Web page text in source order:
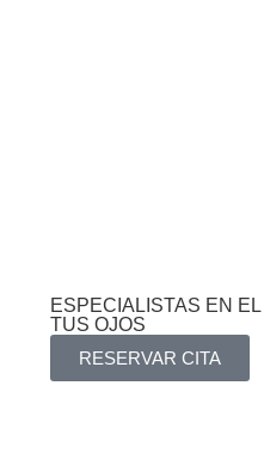
ESPECIALISTAS EN
TUS OJOS
RESERVAR CITA